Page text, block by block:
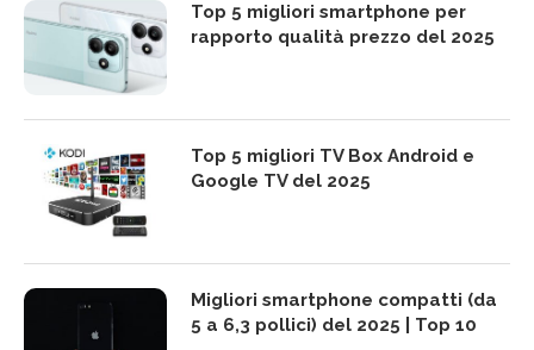
Top 5 migliori smartphone per
rapporto qualità prezzo del 2025
Top 5 migliori TV Box Android e
Google TV del 2025
Migliori smartphone compatti (da
5 a 6,3 pollici) del 2025 | Top 10